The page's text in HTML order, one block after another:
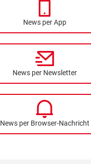
News per App
News per Newsletter
News per Browser-Nachricht